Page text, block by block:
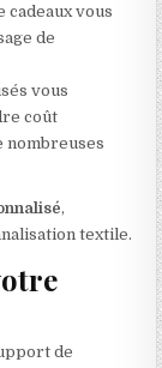
cadeaux vous
de
vous
coût
nombreuses
,
textile.
de